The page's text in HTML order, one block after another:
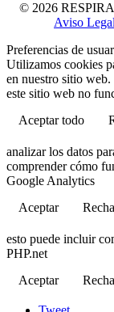
© 2026
Aviso Legal
Preferencias de
Utilizamos cookies
en nuestro sitio web.
este sitio web no
Aceptar todo
analizar los datos
comprender cómo
Google Analytics
Aceptar
esto puede incluir
PHP.net
Aceptar